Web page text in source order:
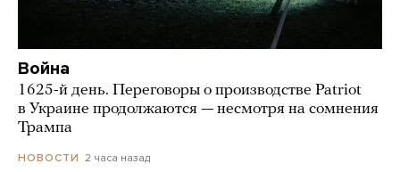
Война
1625-й день. Переговоры о производстве Patriot
в Украине продолжаются — несмотря на сомнения
Трампа
НОВОСТИ 2 часа назад